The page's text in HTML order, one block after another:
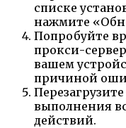
списке
нажмите
Попробуйте
прокси-
вашем
причиной
выполнения
действий.